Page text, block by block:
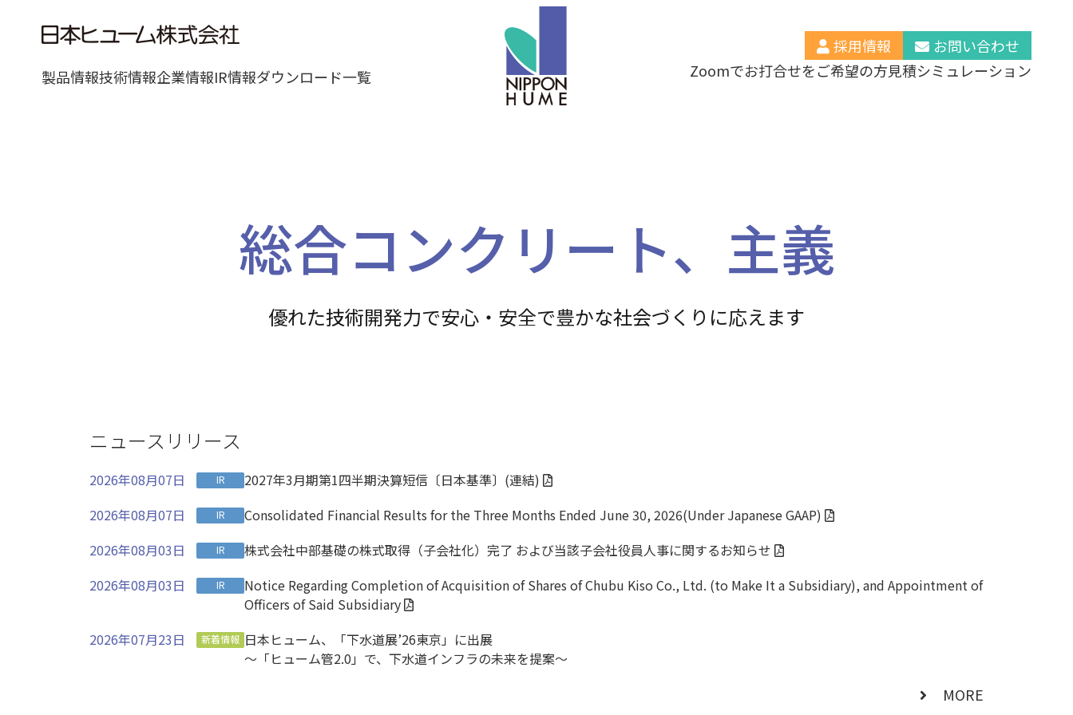
製品情報技術情報企業情報IR情報ダウンロード一覧
採用情報
お問い合わせ
Zoomでお打合せをご希望の方見積シミュレーション
総合コンクリート、 主義
優れた技術開発力で安心・安全で豊かな社会づくりに応えます
ニュースリリース
2026年08月07日 IR
2027年3月期第1四半期決算短信〔日本基準〕(連結)
2026年08月07日
IR
Consolidated Financial Results for the Three Months Ended June 30, 2026(Under Japanese GAAP)
2026年08月03日
IR
株式会社中部基礎の株式取得（子会社化）完了 および当該子会社役員人事に関するお知らせ
2026年08月03日
IR
Notice Regarding Completion of Acquisition of Shares of Chubu Kiso Co., Ltd. (to Make It a Subsidiary), and Appointment of
Officers of Said Subsidiary
2026年07月23日
新着情報 日本ヒューム、「下水道展’26東京」に出展
～「ヒューム管2.0」で、下水道インフラの未来を提案～
MORE